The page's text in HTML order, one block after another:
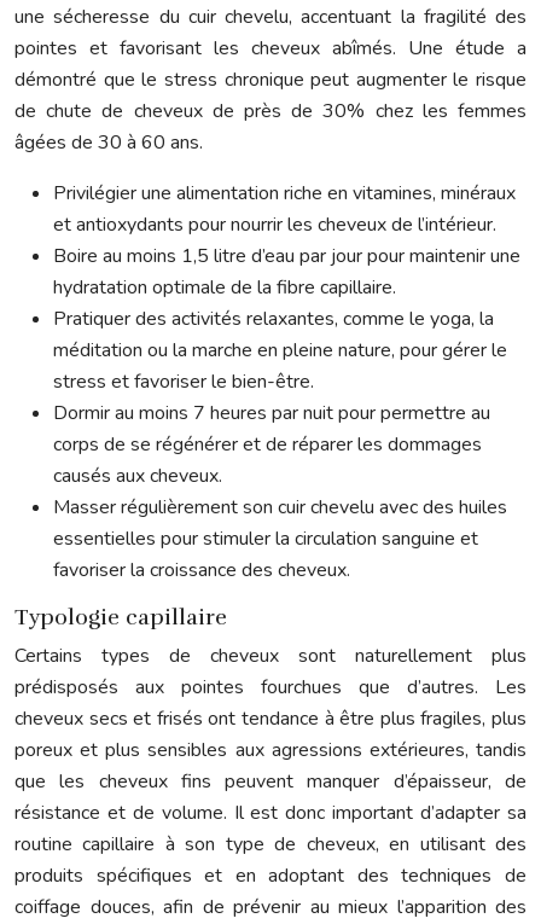
une sécheresse du cuir chevelu, accentuant la fragilité des
pointes et favorisant les cheveux abîmés. Une étude a
démontré que le stress chronique peut augmenter le risque
de chute de cheveux de près de 30% chez les femmes
âgées de 30 à 60 ans.
Privilégier une alimentation riche en vitamines, minéraux
et antioxydants pour nourrir les cheveux de l’intérieur.
Boire au moins 1,5 litre d’eau par jour pour maintenir une
hydratation optimale de la fibre capillaire.
Pratiquer des activités relaxantes, comme le yoga, la
méditation ou la marche en pleine nature, pour gérer le
stress et favoriser le bien-être.
Dormir au moins 7 heures par nuit pour permettre au
corps de se régénérer et de réparer les dommages
causés aux cheveux.
Masser régulièrement son cuir chevelu avec des huiles
essentielles pour stimuler la circulation sanguine et
favoriser la croissance des cheveux.
Typologie capillaire
Certains types de cheveux sont naturellement plus
prédisposés aux pointes fourchues que d’autres. Les
cheveux secs et frisés ont tendance à être plus fragiles, plus
poreux et plus sensibles aux agressions extérieures, tandis
que les cheveux fins peuvent manquer d’épaisseur, de
résistance et de volume. Il est donc important d’adapter sa
routine capillaire à son type de cheveux, en utilisant des
produits spécifiques et en adoptant des techniques de
coiffage douces, afin de prévenir au mieux l’apparition des